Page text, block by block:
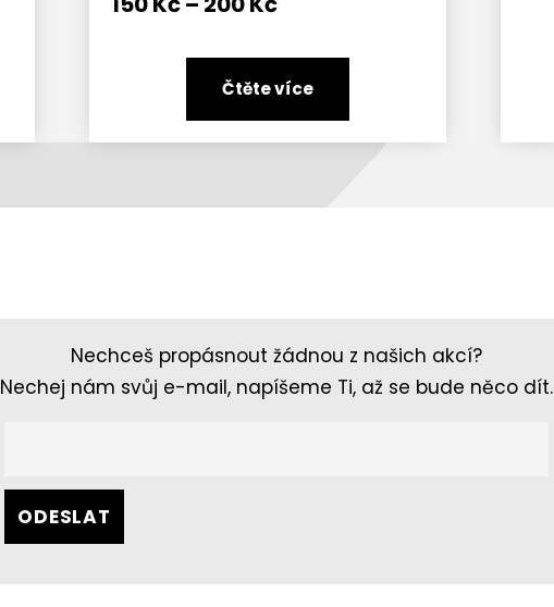
150 Kč
až
200 Kč
Čtěte více
Nechceš propásnout žádnou z našich akcí?
Nechej nám svůj e-mail, napíšeme Ti, až se bude něco dít.